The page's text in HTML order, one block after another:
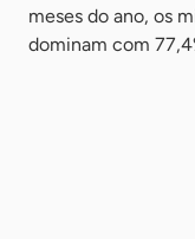
meses do ano, os
dominam com